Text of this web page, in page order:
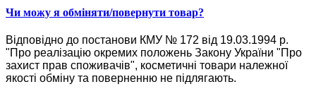
Чи можу я обміняти/повернути товар?
Відповідно до постанови КМУ № 172 від 19.03.1994 р.
"Про реалізацію окремих положень Закону України "Про
захист прав споживачів", косметичні товари належної
якості обміну та поверненню не підлягають.